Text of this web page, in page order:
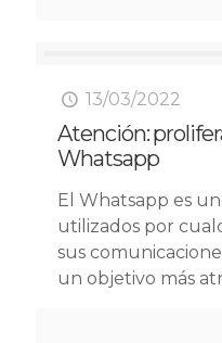
13/03/2022
Atención:
Whatsapp
El Whatsapp es
utilizados por
sus
un objetivo más